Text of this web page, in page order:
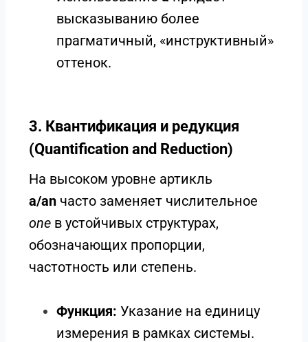
высказыванию более
прагматичный, «инструктивный»
оттенок.
3. Квантификация и редукция
(Quantification and Reduction)
На высоком уровне артикль
a/an часто заменяет числительное
one в устойчивых структурах,
обозначающих пропорции,
частотность или степень.
Функция: Указание на единицу
измерения в рамках системы.